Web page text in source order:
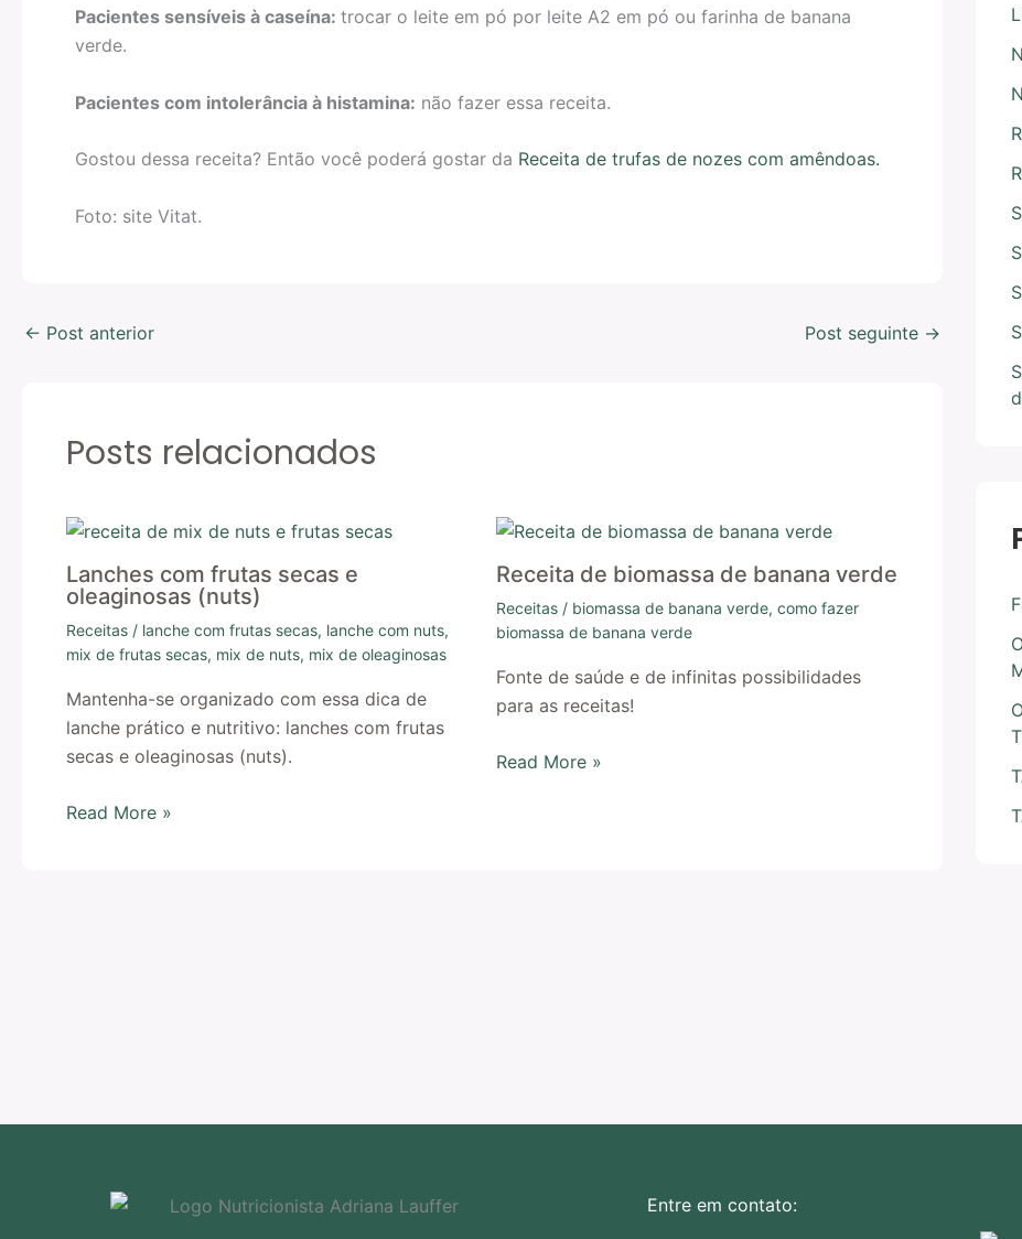
Pacientes sensíveis à caseína: trocar o leite em pó por leite A2 em pó ou farinha de banana
verde.
Pacientes com intolerância à histamina: não fazer essa receita.
Gostou dessa receita? Então você poderá gostar da Receita de trufas de nozes com amêndoas.
Foto: site Vitat.
← Post anterior Post seguinte →
Posts relacionados
Lanches com frutas secas e
oleaginosas (nuts)
Receitas / lanche com frutas secas, lanche com nuts,
mix de frutas secas, mix de nuts, mix de oleaginosas
Mantenha-se organizado com essa dica de
lanche prático e nutritivo: lanches com frutas
secas e oleaginosas (nuts).
Read More »
Receita de biomassa de banana verde
Receitas/ biomassa de banana verde, como fazer
biomassa de banana verde
Fonte de saúde e de infinitas possibilidades
para as receitas!
Read More »
Entre em contato: